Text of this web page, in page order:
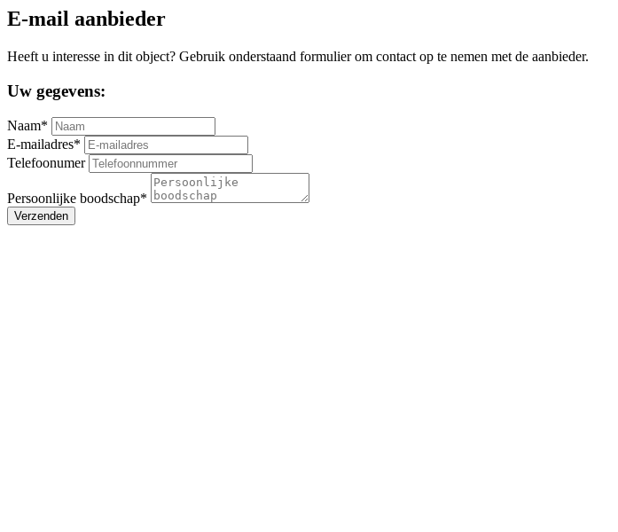
E-mail aanbieder
Heeft u interesse in dit object? Gebruik onderstaand formulier om contact op te nemen met de aanbieder.
Uw gegevens:
Naam*
E-mailadres*
Telefoonumer
Persoonlijke boodschap*
Verzenden